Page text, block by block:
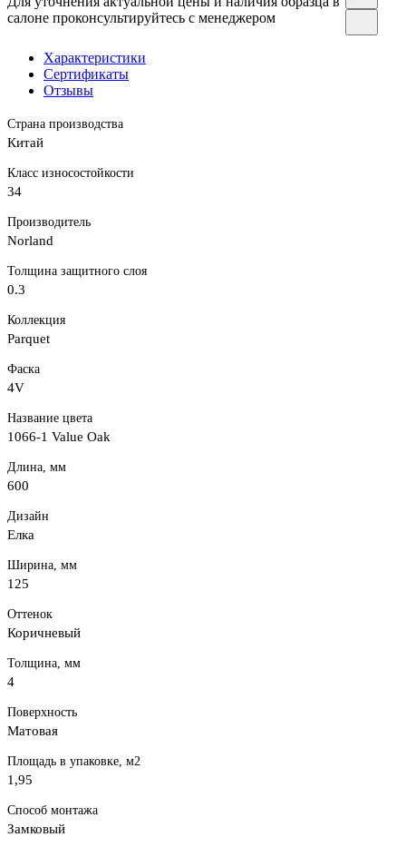
салоне проконсультируйтесь с менеджером
Характеристики
Сертификаты
Отзывы
Страна производства
Китай
Класс износостойкости
34
Производитель
Norland
Толщина защитного слоя
0.3
Коллекция
Parquet
Фаска
4V
Название цвета
1066-1 Value Oak
Длина, мм
600
Дизайн
Елка
Ширина, мм
125
Оттенок
Коричневый
Толщина, мм
4
Поверхность
Матовая
Площадь в упаковке, м2
1,95
Способ монтажа
Замковый